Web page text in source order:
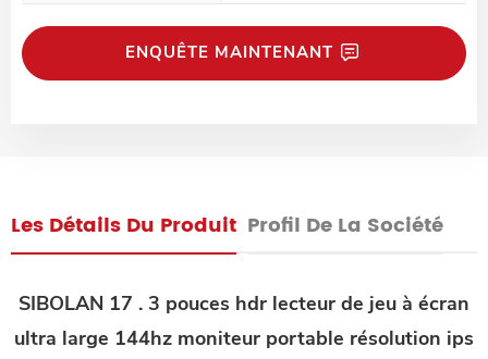
ENQUÊTE MAINTENANT
Les Détails Du Produit Profil De La Société
SIBOLAN 17 . 3 pouces hdr lecteur de jeu à écran
ultra large 144hz moniteur portable résolution ips